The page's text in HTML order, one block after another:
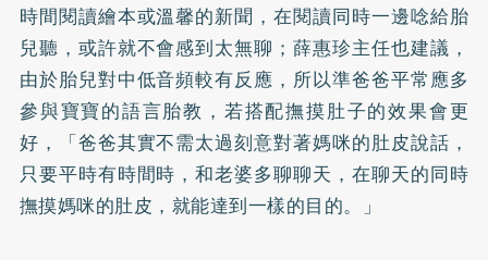
時間閱讀繪本或溫馨的新聞，在閱讀同時一邊唸給胎
兒聽，或許就不會感到太無聊；薛惠珍主任也建議，
由於胎兒對中低音頻較有反應，所以準爸爸平常應多
參與寶寶的語言胎教，若搭配撫摸肚子的效果會更
好，「爸爸其實不需太過刻意對著媽咪的肚皮說話，
只要平時有時間時，和老婆多聊聊天，在聊天的同時
撫摸媽咪的肚皮，就能達到一樣的目的。」